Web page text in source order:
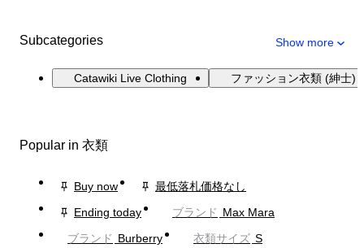
Subcategories Show more
Catawiki Live Clothing ファッション衣類 (紳士)
Popular in 衣類
Buy now
最低落札価格なし
Ending today
ブランド Max Mara
ブランド Burberry 衣類サイズ S